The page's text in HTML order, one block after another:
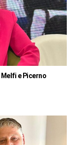
e Picerno